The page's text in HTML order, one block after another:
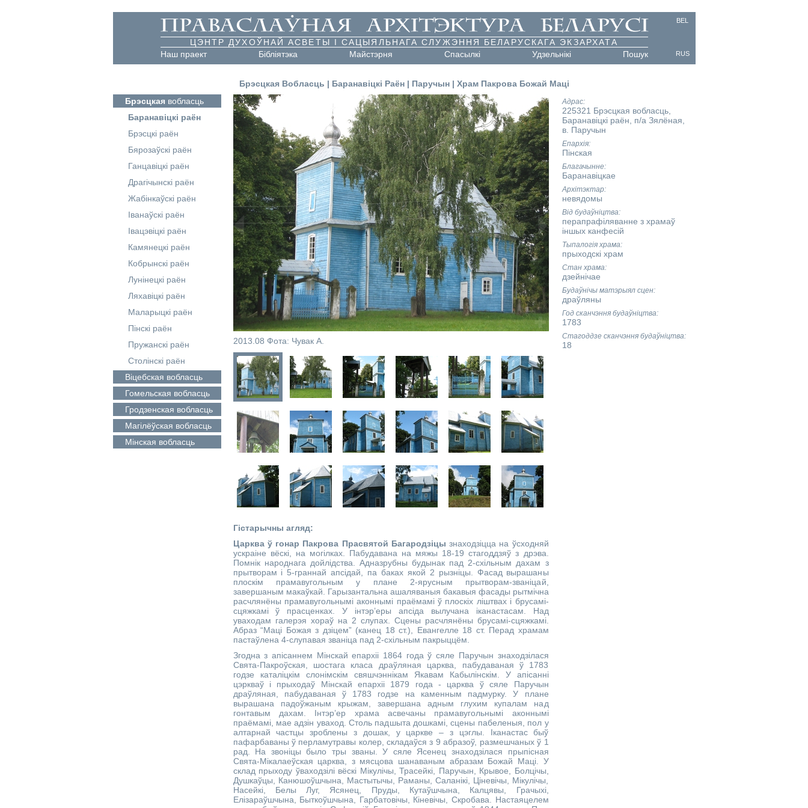
BEL
RUS
ЦЭНТР ДУХОЎНАЙ АСВЕТЫ І САЦЫЯЛЬНАГА СЛУЖЭННЯ БЕЛАРУСКАГА ЭКЗАРХАТА
Наш праект
Бібліятэка Майстэрня Cпасылкі Удзельнікі Пошук
Брэсцкая Вобласць | Баранавіцкі Раён| Паручын| Храм Пакрова Божай Маці
Брэсцкаявобласць
Баранавіцкі раён
Брэсцкі раён
Бярозаўскі раён
Ганцавіцкі раён
Драгічынскі раён
Жабінкаўскі раён
Іванаўскі раён
Івацэвіцкі раён
Камянецкі раён
Кобрынскі раён
Лунінецкі раён
Ляхавіцкі раён
Маларыцкі раён
Пінскі раён
Пружанскі раён
Столінскі раён
Віцебская вобласць
Гомельская вобласць
Гродзенская вобласць
Магілёўская вобласць
Мінская вобласць
2013.08 Фота: Чувак А.
Гістарычны агляд:
Царква ў гонар Пакрова Прасвятой Багародзіцы знаходзіцца на ўсходняй
ускраіне вёскі, на могілках. Пабудавана на мяжы 18-19 стагоддзяў з дрэва.
Помнік народнага дойлідства. Адназрубны будынак пад 2-схільным дахам з
прытворам і 5-граннай апсідай, па баках якой 2 рызніцы. Фасад вырашаны
плоскім прамавугольным у плане 2-ярусным прытворам-званіцай,
завершаным макаўкай. Гарызантальна ашаляваныя бакавыя фасады рытмічна
расчлянёны прамавугольнымі аконнымі праёмамі ў плоскіх ліштвах і брусамі-
сцяжкамі ў прасценках. У інтэр’еры апсіда вылучана іканастасам. Над
уваходам галерэя хораў на 2 слупах. Сцены расчлянёны брусамі-сцяжкамі.
Абраз “Маці Божая з дзіцем” (канец 18 ст.), Евангелле 18 ст. Перад храмам
пастаўлена 4-слупавая званіца пад 2-схільным пакрыццём.
Згодна з апісаннем Мінскай епархіі 1864 года ў сяле Паручын знаходзілася
Свята-Пакроўская, шостага класа драўляная царква, пабудаваная ў 1783
годзе каталіцкім слонімскім свяшчэннікам Якавам Кабылінскім. У апісанні
цэркваў і прыходаў Мінскай епархіі 1879 года - царква ў сяле Паручын
драўляная, пабудаваная ў 1783 годзе на каменным падмурку. У плане
вырашана падоўжаным крыжам, завершана адным глухим купалам над
гонтавым дахам. Інтэр’ер храма асвечаны прамавугольнымі аконнымі
праёмамі, мае адзін уваход. Столь падшыта дошкамі, сцены пабеленыя, пол у
алтарнай частцы зроблены з дошак, у царкве – з цэглы. Іканастас быў
пафарбаваны ў перламутравы колер, складаўся з 9 абразоў, размешчаных ў 1
рад. На звоніцы было тры званы. У сяле Ясенец знаходзілася прыпісная
Свята-Мікалаеўская царква, з мясцова шанаваным абразам Божай Маці. У
склад прыходу ўваходзілі вёскі Мікулічы, Трасейкі, Паручын, Крывое, Болцічы,
Душкаўцы, Канюшоўшчына, Мастытычы, Раманы, Саланікі, Ціневічы, Мікулічы,
Насейкі, Белы Луг, Ясянец, Пруды, Кутаўшчына, Калцявы, Грачыхі,
Елізараўшчына, Быткоўшчына, Гарбатовічы, Кіневічы, Скробава. Настаяцелем
Адрас
225321 Брэсцкая вобласць,
Баранавіцкі раён, п/а Зялёная,
в. Паручын
Епархія
Пінская
Благачынне
Баранавіцкае
Архітэктар
невядомы
Від будаўніцтва
перапрафіляванне з храмаў
іншых канфесій
Тыпалогія храма
прыходскі храм
Стан храма
дзейнічае
Будаўнічы матэрыял сцен
драўляны
Год сканчэння будаўніцтва
1783
Стагоддзе сканчэння будаўніцтва
18